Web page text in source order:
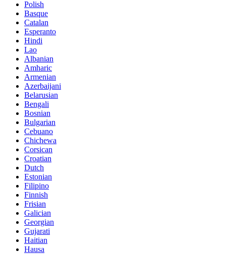
Polish
Basque
Catalan
Esperanto
Hindi
Lao
Albanian
Amharic
Armenian
Azerbaijani
Belarusian
Bengali
Bosnian
Bulgarian
Cebuano
Chichewa
Corsican
Croatian
Dutch
Estonian
Filipino
Finnish
Frisian
Galician
Georgian
Gujarati
Haitian
Hausa